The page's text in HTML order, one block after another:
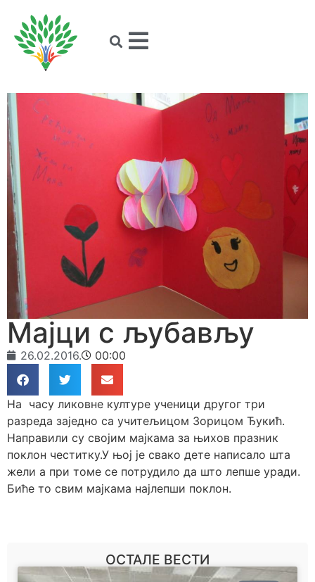
Мајци с љубављу
26.02.2016. 00:00
На часу ликовне културе ученици другог три
разреда заједно са учитељицом Зорицом Ђукић.
Направили су својим мајкама за њихов празник
поклон честитку.У њој је свако дете написало шта
жели а при томе се потрудило да што лепше уради.
Биће то свим мајкама најлепши поклон.
ОСТАЛЕ ВЕСТИ